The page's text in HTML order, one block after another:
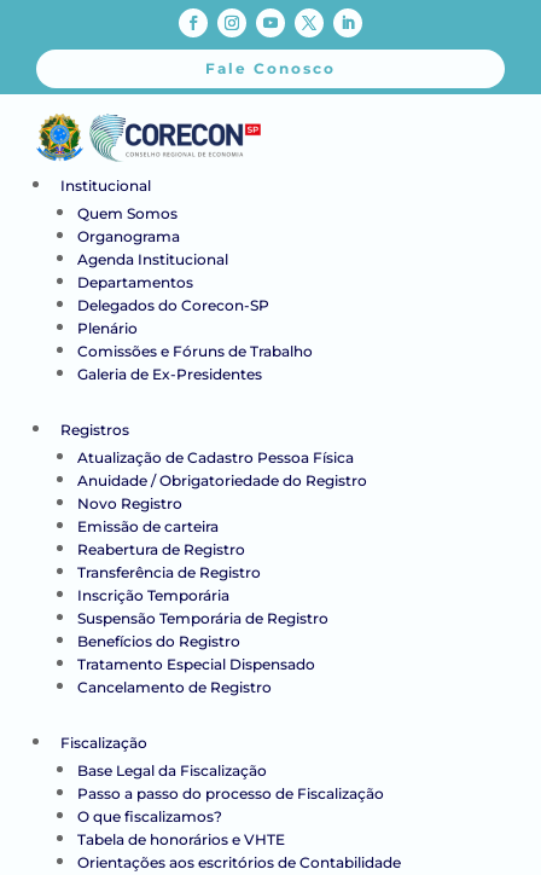
Fale Conosco
Institucional
Quem Somos
Organograma
Agenda Institucional
Departamentos
Delegados do Corecon-SP
Plenário
Comissões e Fóruns de Trabalho
Galeria de Ex-Presidentes
Registros
Atualização de Cadastro Pessoa Física
Anuidade / Obrigatoriedade do Registro
Novo Registro
Emissão de carteira
Reabertura de Registro
Transferência de Registro
Inscrição Temporária
Suspensão Temporária de Registro
Benefícios do Registro
Tratamento Especial Dispensado
Cancelamento de Registro
Fiscalização
Base Legal da Fiscalização
Passo a passo do processo de Fiscalização
O que fiscalizamos?
Tabela de honorários e VHTE
Orientações aos escritórios de Contabilidade